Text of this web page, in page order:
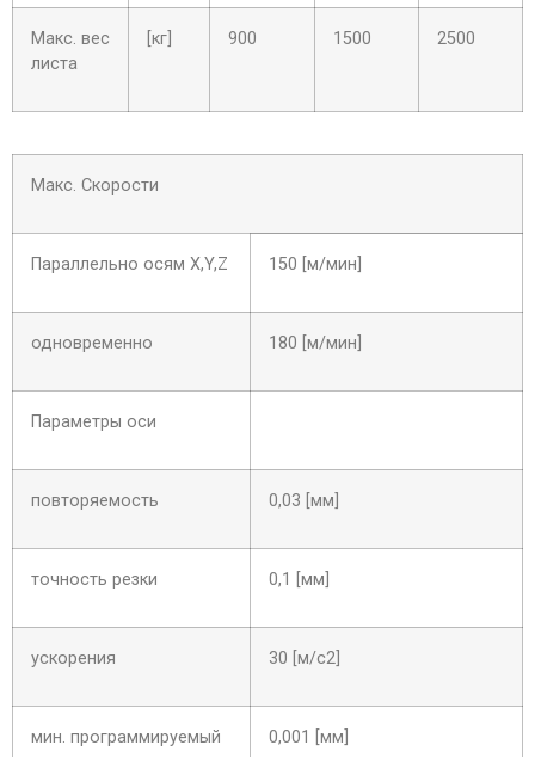
Макс. вес
листа
[кг] 900 1500 2500
Макс. Скорости
Параллельно осям X,Y,Z 150 [м/мин]
одновременно 180 [м/мин]
Параметры оси
повторяемость 0,03 [мм]
точность резки 0,1 [мм]
ускорения 30 [м/с2]
мин. программируемый
0,001 [мм]